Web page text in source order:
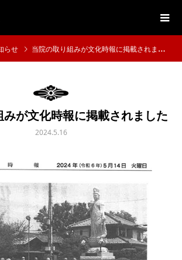
らせ 当院の取り組みが文化時報に掲載されました
みが文化時報に掲載されました
2024.5.16